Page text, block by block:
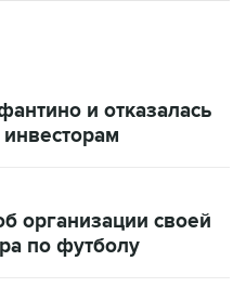
и отказалась
организации своей
по футболу